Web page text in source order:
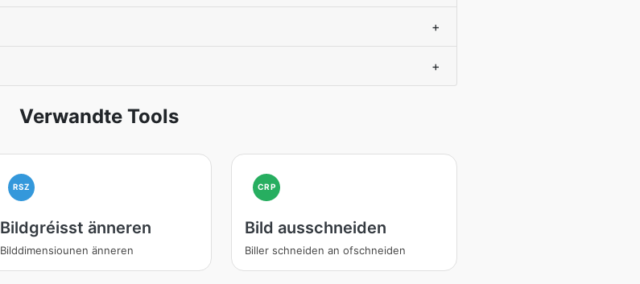
+
+
Verwandte Tools
RSZ
Bildgréisst änneren
Bilddimensiounen änneren
CRP
Bild ausschneiden
Biller schneiden an ofschneiden